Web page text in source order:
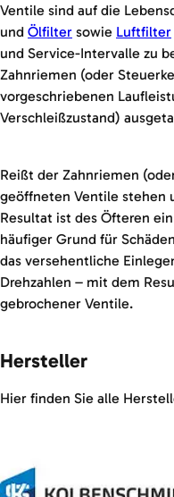
Ventile sind auf die
und Ölfilter sowie Luftfilter
und Service-Intervalle zu
Zahnriemen (oder
vorgeschriebenen
Verschleißzustand)
Reißt der Zahnriemen
geöffneten Ventile stehen
Resultat ist des Öfteren
häufiger Grund für
das versehentliche
Drehzahlen – mit dem
gebrochener Ventile.
Hersteller
Hier finden Sie alle